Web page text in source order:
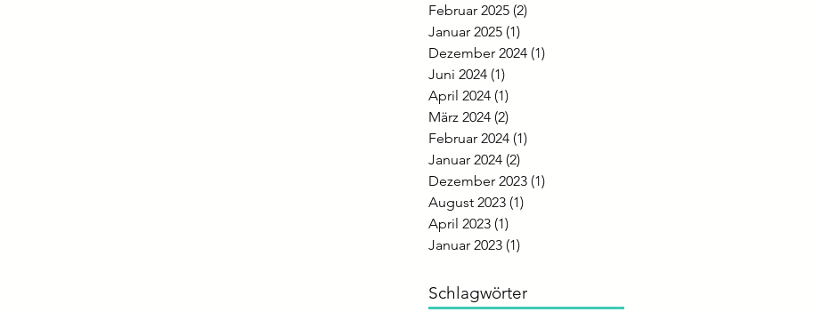
Februar 2025 (2)
Januar 2025 (1)
Dezember 2024 (1)
Juni 2024 (1)
April 2024 (1)
März 2024 (2)
Februar 2024 (1)
Januar 2024 (2)
Dezember 2023 (1)
August 2023 (1)
April 2023 (1)
Januar 2023 (1)
Schlagwörter